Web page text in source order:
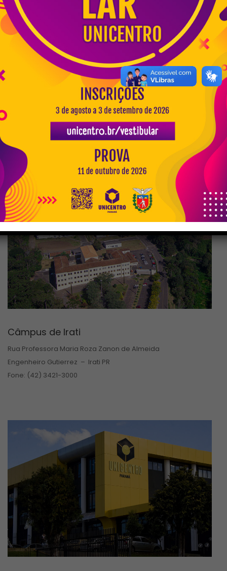
Câmpus Cedeteg
Alameda Élio Antonio Dalla Vecchia, 838
Vila Carli – Guarapuava – PR
Fone: (42) 3629-8100
Câmpus de Irati
Rua Professora Maria Roza Zanon de Almeida
Engenheiro Gutierrez – Irati PR
Fone: (42) 3421-3000